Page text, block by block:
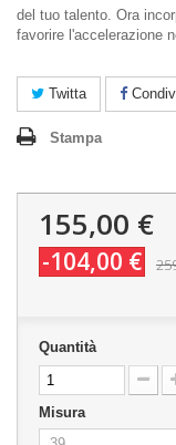
del tuo talento. Ora
favorire l'accelerazione
Twitta
Stampa
155,00 €
-104,00 €
Quantità
Misura